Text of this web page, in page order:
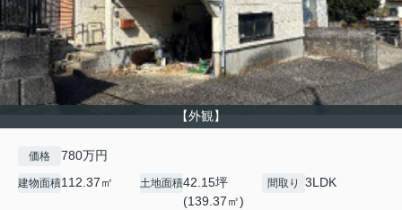
【外観】
価格 780万円
建物面積112.37㎡ 土地面積42.15坪
(139.37㎡)
間取り 3LDK